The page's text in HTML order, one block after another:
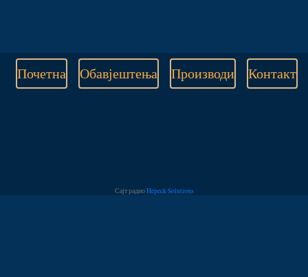
Почетна Обавјештења Производи Контакт
Сајт радиоHepeck Solutions